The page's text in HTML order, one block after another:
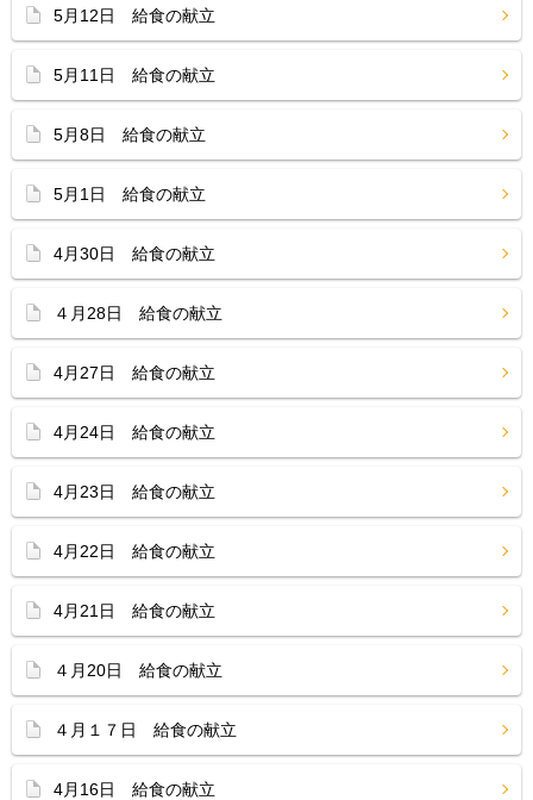
5月12日 給食の献立
5月11日 給食の献立
5月8日 給食の献立
5月1日 給食の献立
4月30日 給食の献立
４月28日 給食の献立
4月27日 給食の献立
4月24日 給食の献立
4月23日 給食の献立
4月22日 給食の献立
4月21日 給食の献立
４月20日 給食の献立
４月１７日 給食の献立
4月16日 給食の献立